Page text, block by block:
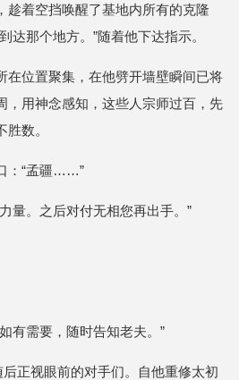
趁着空挡唤醒了基地内所有的克隆
达那个地方。”随着他下达指示。
在位置聚集，在他劈开墙壁瞬间已将
，用神念感知，这些人宗师过百，先
数。
：“孟疆……”
量。之后对付无相您再出手。”
有需要，随时告知老夫。”
后正视眼前的对手们。自他重修太初